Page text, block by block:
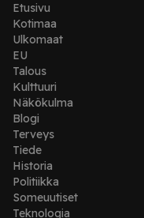
Etusivu
Kotimaa
Ulkomaat
EU
Talous
Kulttuuri
Näkökulma
Blogi
Terveys
Tiede
Historia
Politiikka
Someuutiset
Teknologia